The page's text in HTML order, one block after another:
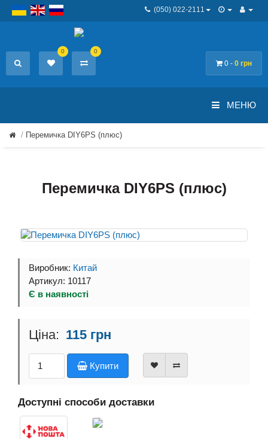
(050) 022-2111
0 - 0 грн
0 0
МЕНЮ
Перемичка DIY6PS (плюс)
Перемичка DIY6PS (плюс)
Виробник: Китай
Артикул: 10117
Є в наявності
115 грн
Купити
Доступні способи доставки